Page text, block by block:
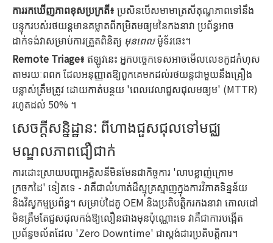
ការរកឃើញភាពខុសប្រក្រតី៖ ប្រសិនបើសមាមាត្រសីតុណ្ហភាពទៅនឹង
បន្ទុករបស់រថយន្តមានគម្លាតពីកម្រិតមធ្យមនៃកងនាវា ប្រព័ន្ធអាច
ដាក់ទង់វាសម្រាប់ការត្រួតពិនិត្យ មុនពេលម៉ូទ័រឆេះ។
Remote Triage៖ ឥឡូវនេះ អ្នកបច្ចេកទេសអាចមើលលេខកូដកំហុស
តាមរយៈពពក ដែលអនុញ្ញាតឱ្យពួកគេមកដល់រថយន្តជាមួយនឹងគ្រឿង
បន្លាស់ត្រឹមត្រូវ ដោយកាត់បន្ថយ 'ពេលវេលាជួសជុលមធ្យម' (MTTR)
រហូតដល់ 50% ។
សេចក្តីសន្និដ្ឋាន: ពីហាងជួសជុលទៅមជ្ឈ
មណ្ឌលភាពជឿជាក់
ការដោះស្រាយបញ្ហាអគ្គិសនីមិនមែនជាកិច្ចការ 'លាបខ្លាញ់ក្រោម
ក្រចកដៃ' ទៀតទេ - វាគឺជាលំហាត់ដ៏ស្មុគ្រស្មាញក្នុងការវិភាគទិន្នន័យ
និងវិស្វកម្មប្រព័ន្ធ។ សម្រាប់ដៃគូ OEM និងប្រតិបត្តិករកងនាវា គោលដៅ
មិនត្រឹមតែជួសជុលកង់ឱ្យលឿនជាងមុនប៉ុណ្ណោះទេ វា​គឺ​ជា​ការ​បង្កើត​
ប្រព័ន្ធ​ចល័ត​ដែល 'Zero Downtime' ជា​ស្តង់ដារ​ប្រតិបត្តិការ។